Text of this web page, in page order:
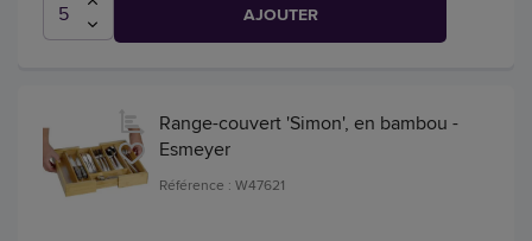
AJOUTER
Range-couvert 'Simon', en bambou -
Esmeyer
Référence : W47621